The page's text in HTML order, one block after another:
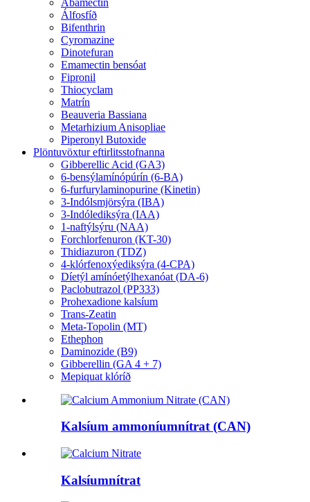
Álfosfíð
Bifenthrin
Cyromazine
Dinotefuran
Emamectin bensóat
Fipronil
Thiocyclam
Matrín
Beauveria Bassiana
Metarhizium Anisopliae
Piperonyl Butoxide
Plöntuvöxtur eftirlitsstofnanna
Gibberellic Acid (GA3)
6-bensýlamínópúrín (6-BA)
6-furfurylaminopurine (Kinetin)
3-Indólsmjörsýra (IBA)
3-Indólediksýra (IAA)
1-naftýlsýru (NAA)
Forchlorfenuron (KT-30)
Thidiazuron (TDZ)
4-klórfenoxýediksýra (4-CPA)
Díetýl amínóetýlhexanóat (DA-6)
Paclobutrazol (PP333)
Prohexadione kalsíum
Trans-Zeatin
Meta-Topolin (MT)
Ethephon
Daminozide (B9)
Gibberellin (GA 4 + 7)
Mepiquat klóríð
Kalsíum ammoníumnítrat (CAN)
Kalsíumnítrat